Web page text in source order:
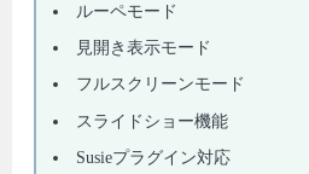
ルーペモード
見開き表示モード
フルスクリーンモード
スライドショー機能
Susieプラグイン対応